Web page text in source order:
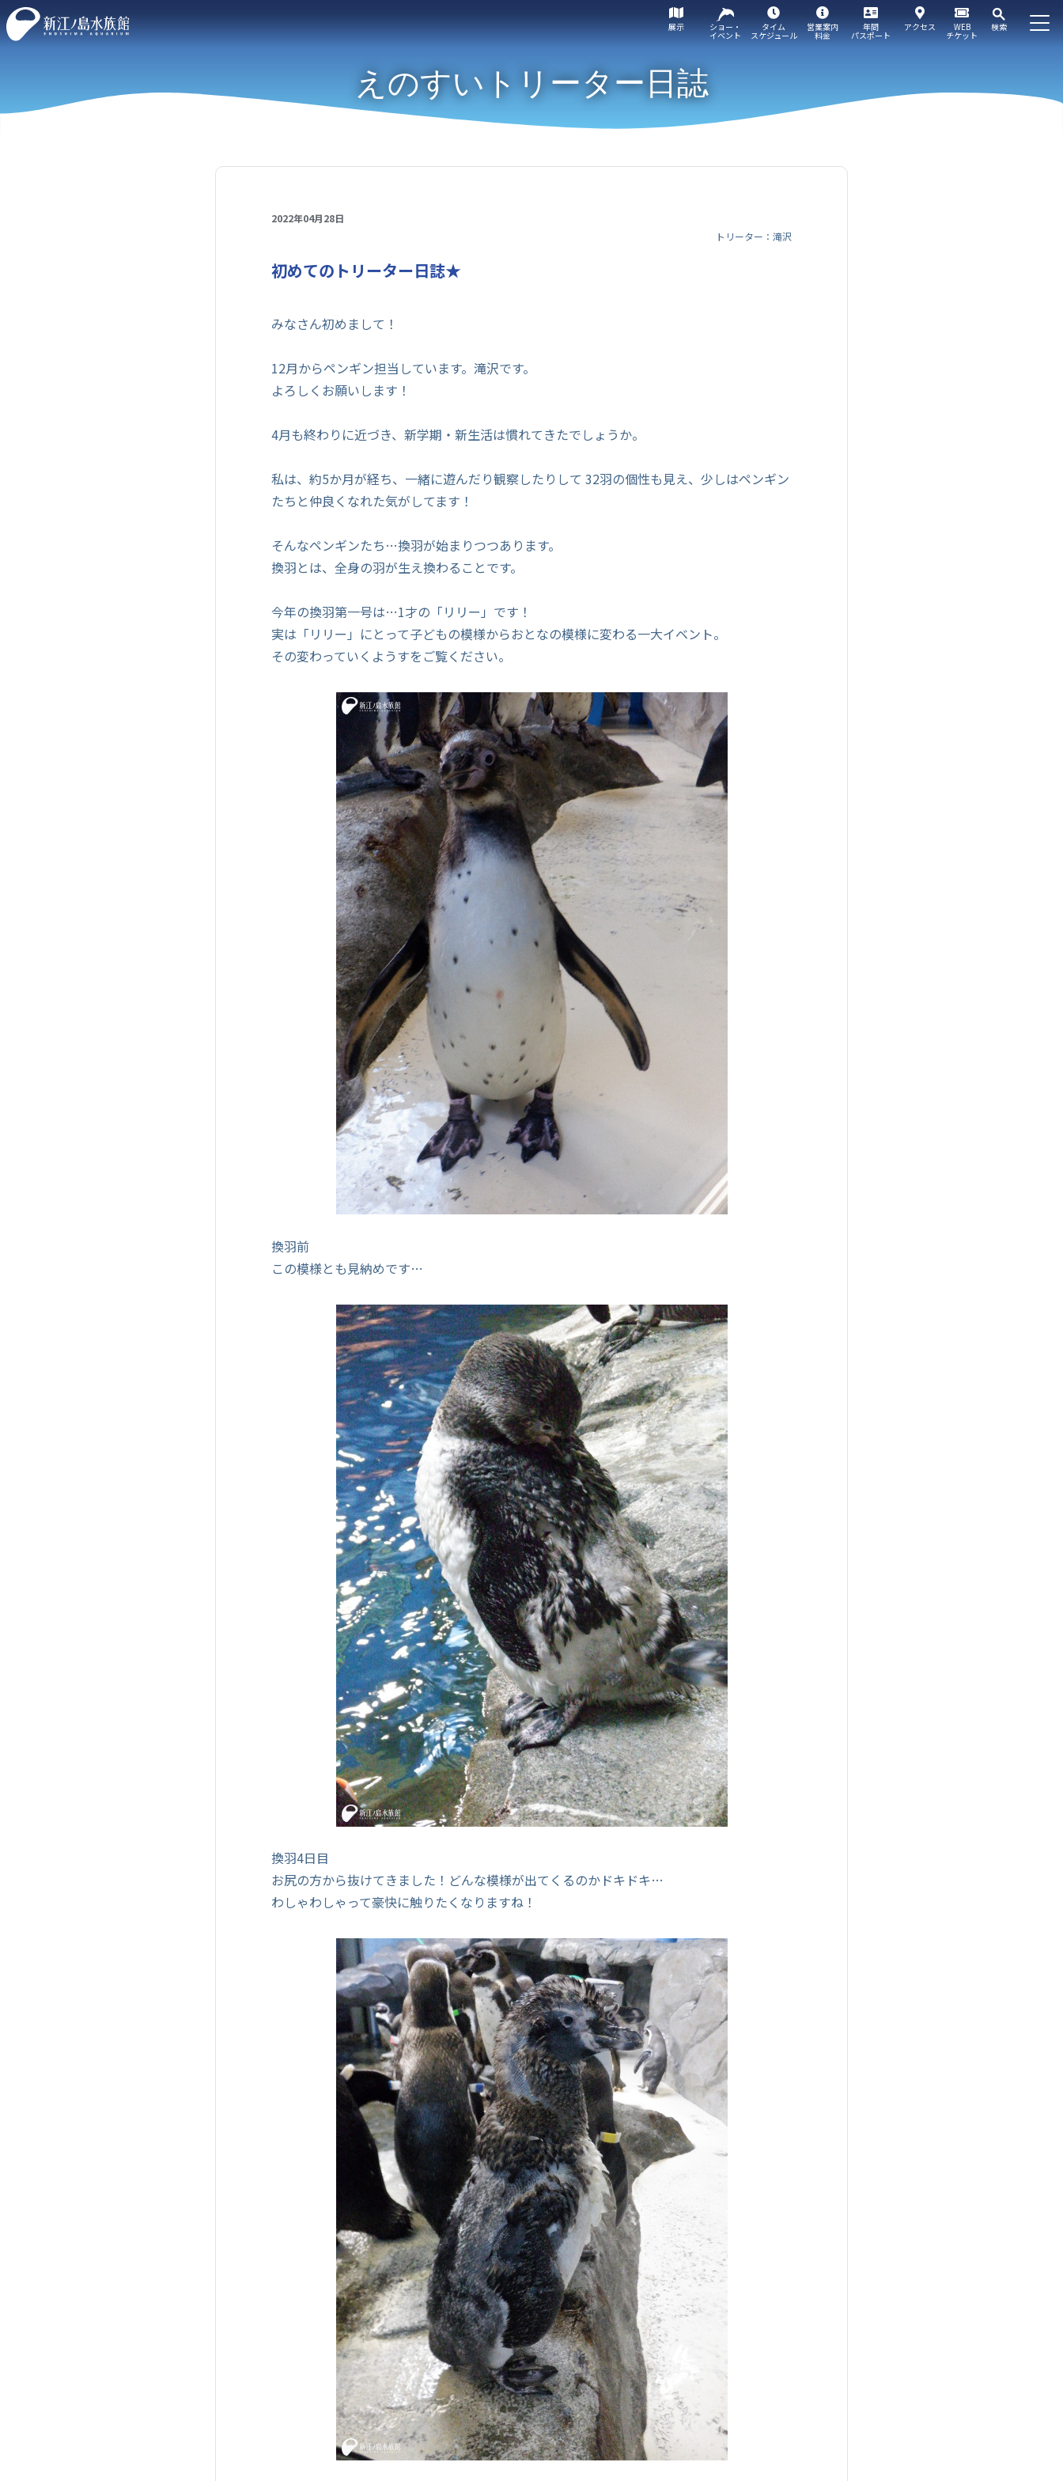
WEB
チケット
検索
展示 ショー・
イベント
タイム
スケジュール
営業案内
料金
年間
パスポート
アクセス
えのすいトリーター日誌
2022年04月28日
トリーター：滝沢
初めてのトリーター日誌★
みなさん初めまして！
12月からペンギン担当しています。滝沢です。
よろしくお願いします！
4月も終わりに近づき、新学期・新生活は慣れてきたでしょうか。
私は、約5か月が経ち、一緒に遊んだり観察したりして 32羽の個性も見え、少しはペンギン
たちと仲良くなれた気がしてます！
そんなペンギンたち…換羽が始まりつつあります。
換羽とは、全身の羽が生え換わることです。
今年の換羽第一号は…1才の「リリー」です！
実は「リリー」にとって子どもの模様からおとなの模様に変わる一大イベント。
その変わっていくようすをご覧ください。
換羽前
この模様とも見納めです…
換羽4日目
お尻の方から抜けてきました！どんな模様が出てくるのかドキドキ…
わしゃわしゃって豪快に触りたくなりますね！